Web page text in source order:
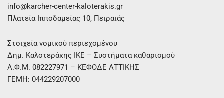
info@karcher-center-kaloterakis.gr
Πλατεία Ιπποδαμείας 10, Πειραιάς
Στοιχεία νομικού περιεχομένου
Δημ. Καλοτεράκης ΙΚΕ – Συστήματα καθαρισμού
Α.Φ.Μ. 082227971 – ΚΕΦΟΔΕ ΑΤΤΙΚΗΣ
ΓΕΜΗ: 044229207000